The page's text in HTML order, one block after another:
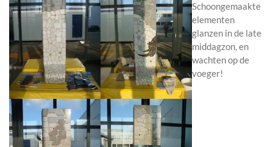
Schoongemaakte
elementen
glanzen in de late
middagzon, en
wachten op de
voeger!